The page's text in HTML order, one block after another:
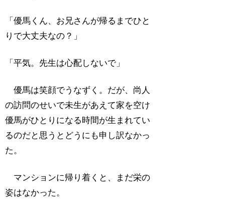
「優馬くん、お兄さんが帰るまでひと
りで大丈夫なの？」
「平気。先生は心配しないで」
優馬は笑顔でうなずく。だが、尚人
の訪問のせいで未生があえて家を空け
優馬がひとりになる時間が生まれてい
るのだと思うとどうにも申し訳なかっ
た。
マンションに帰り着くと、まだ栄の
姿はなかった。